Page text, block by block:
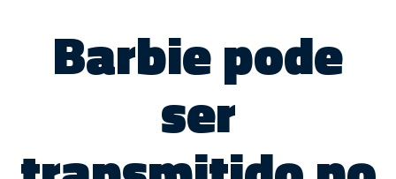
Barbie pode
ser